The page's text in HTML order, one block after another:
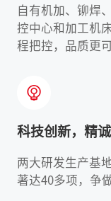
自有机加、铆焊
控中心和加工机
程把控，品质更可
科技创新，精
两大研发生产基
著达40多项，争